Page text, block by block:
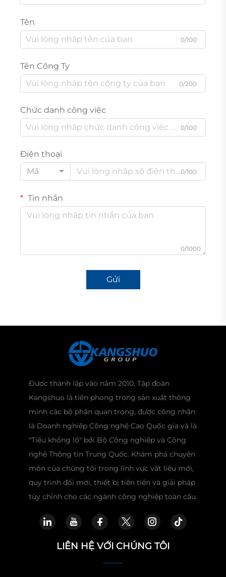
Tên
0/100
Tên Công Ty
0/200
Chức danh công việc
0/100
Điện thoại
Mã
0/100
Tin nhắn
0/1000
Gửi
Được thành lập vào năm 2010, Tập đoàn
Kangshuo là tiên phong trong sản xuất thông
minh các bộ phận quan trọng, được công nhận
là Doanh nghiệp Công nghệ Cao Quốc gia và là
"Tiểu khổng lồ" bởi Bộ Công nghiệp và Công
nghệ Thông tin Trung Quốc. Khám phá chuyên
môn của chúng tôi trong lĩnh vực vật liệu mới,
quy trình đổi mới, thiết bị tiên tiến và giải pháp
tùy chỉnh cho các ngành công nghiệp toàn cầu.
LIÊN HỆ VỚI CHÚNG TÔI